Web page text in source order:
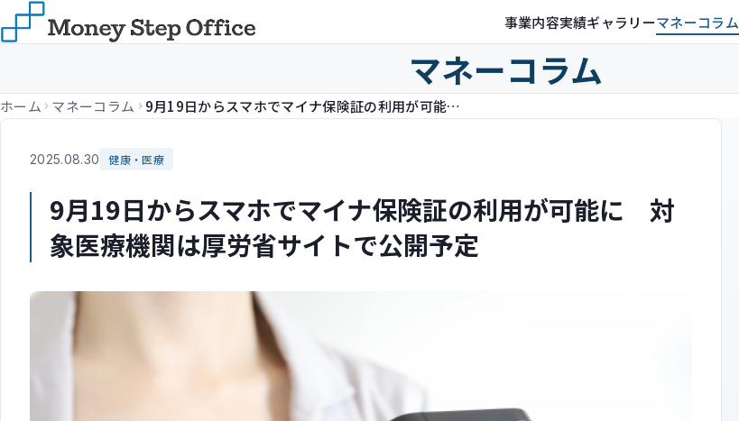
事業内容実績ギャラリーマネーコラム
マネーコラム
ホーム マネーコラム 9月19日からスマホでマイナ保険証の利用が可能に 対象医療機関は厚労省サイトで公開予定
2025.08.30 健康・医療
9月19日からスマホでマイナ保険証の利用が可能に 対
象医療機関は厚労省サイトで公開予定